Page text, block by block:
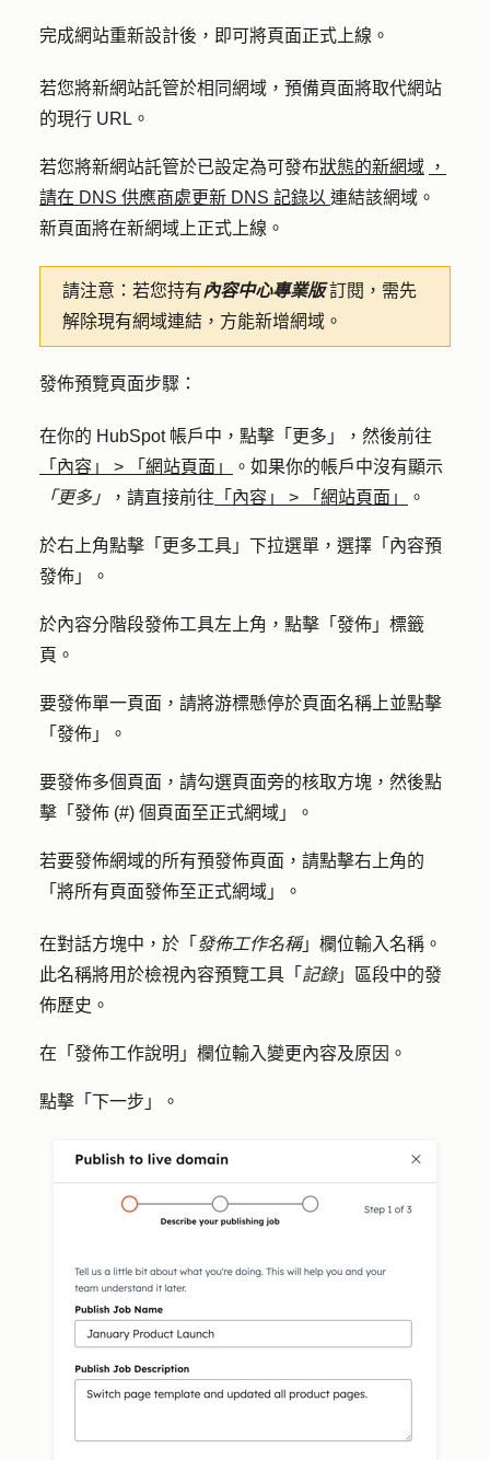
完成網站重新設計後，即可將頁面正式上線。
若您將新網站託管於相同網域，預備頁面將取代網站
的現行 URL。
若您將新網站託管於已設定為可發布狀態的新網域 ，
請在 DNS 供應商處更新 DNS 記錄以 連結該網域。
新頁面將在新網域上正式上線。
請注意： 若您持有內容中心專業版訂閱，需先
解除現有網域連結，方能新增網域。
發佈預覽頁面步驟：
在你的 HubSpot 帳戶中，點擊 「更多」
，然後前往
「內容」
> 「網站頁面」
。如果你的帳戶中沒有顯示
「更多」
，請直接前往 「內容」 > 「網站頁面」 。
於右上角點擊「 更多工具 」下拉選單，選擇「 內容預
發佈 」。
於內容分階段發佈工具左上角，點擊「 發佈」標籤
頁 。
要發佈單一頁面，請將游標懸停於頁面名稱 上並點擊
「 發佈 」。
要發佈多個頁面，請勾選頁面旁的核取方塊 ，然後點
擊「 發佈 (#) 個頁面至正式網域」 。
若要發佈網域的所有預發佈頁面，請點擊右上角的
「 將所有頁面發佈至正式網域 」。
在對話方塊中，於「 發佈工作名稱」欄位輸入名稱 。
此名稱將用於檢視內容預覽工具「 記錄」區段中的發
佈歷史。
在「 發佈工作說明 」欄位輸入變更內容及原因。
點擊「 下一步 」。